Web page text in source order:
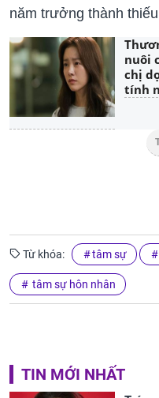
năm trưởng thành
nuôi
chị
tính
Từ khóa: tâm sự
tâm sự hôn nhân
TIN MỚI NHẤT